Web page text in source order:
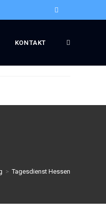
KONTAKT
> Tagesdienst Hessen